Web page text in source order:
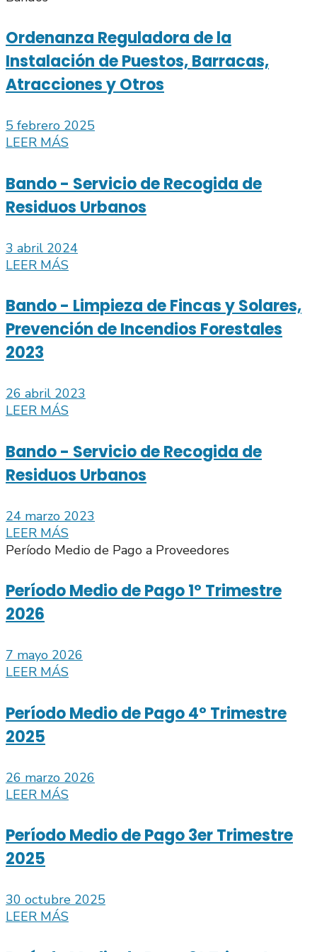
Ordenanza Reguladora de la
Instalación de Puestos, Barracas,
Atracciones y Otros
5 febrero 2025
LEER MÁS
Bando - Servicio de Recogida de
Residuos Urbanos
3 abril 2024
LEER MÁS
Bando - Limpieza de Fincas y Solares,
Prevención de Incendios Forestales
2023
26 abril 2023
LEER MÁS
Bando - Servicio de Recogida de
Residuos Urbanos
24 marzo 2023
LEER MÁS
Período Medio de Pago a Proveedores
Período Medio de Pago 1º Trimestre
2026
7 mayo 2026
LEER MÁS
Período Medio de Pago 4º Trimestre
2025
26 marzo 2026
LEER MÁS
Período Medio de Pago 3er Trimestre
2025
30 octubre 2025
LEER MÁS